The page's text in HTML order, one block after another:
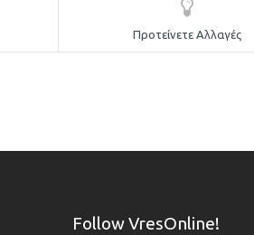
Προτείνετε Αλλαγές
Follow VresOnline!